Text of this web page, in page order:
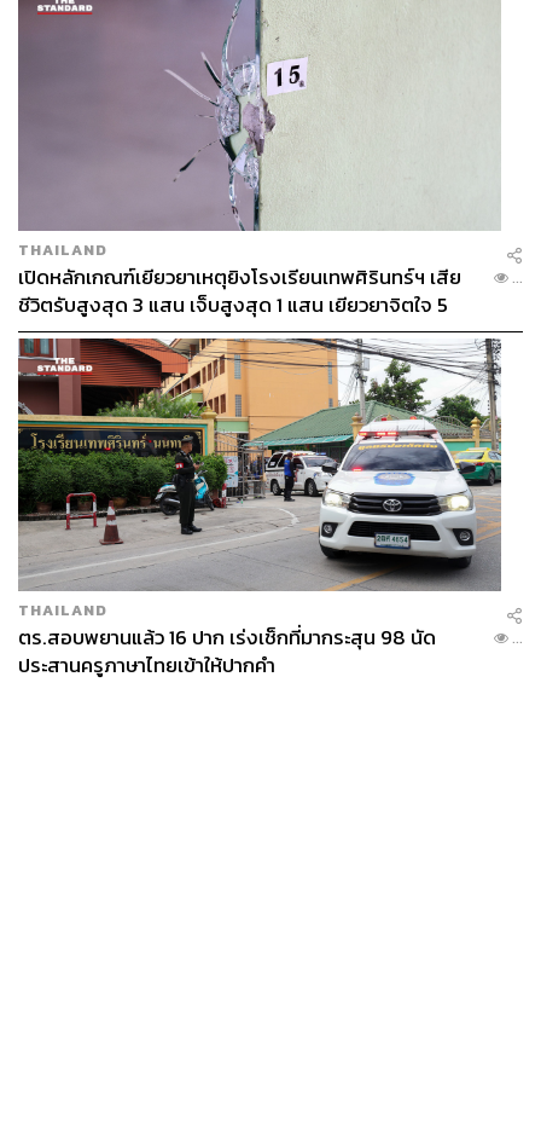
THAILAND
เปิดหลักเกณฑ์เยียวยาเหตุยิงโรงเรียนเทพศิรินทร์ฯ เสีย
ชีวิตรับสูงสุด 3 แสน เจ็บสูงสุด 1 แสน เยียวยาจิตใจ 5
ระดับ
...
THAILAND
ตร.สอบพยานแล้ว 16 ปาก เร่งเช็กที่มากระสุน 98 นัด
ประสานครูภาษาไทยเข้าให้ปากคำ
...